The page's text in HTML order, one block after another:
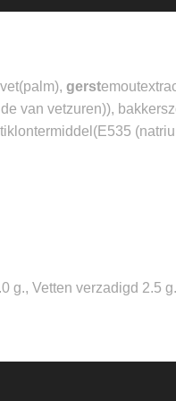
gerst
van vetzuren)),
g., Vetten verzadigd 2.5